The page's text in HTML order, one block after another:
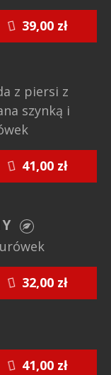
z piersi z
szynką i